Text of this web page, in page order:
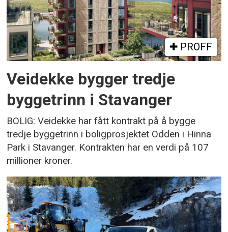
PROFF
Veidekke bygger tredje
byggetrinn i Stavanger
BOLIG: Veidekke har fått kontrakt på å bygge
tredje byggetrinn i boligprosjektet Odden i Hinna
Park i Stavanger. Kontrakten har en verdi på 107
millioner kroner.